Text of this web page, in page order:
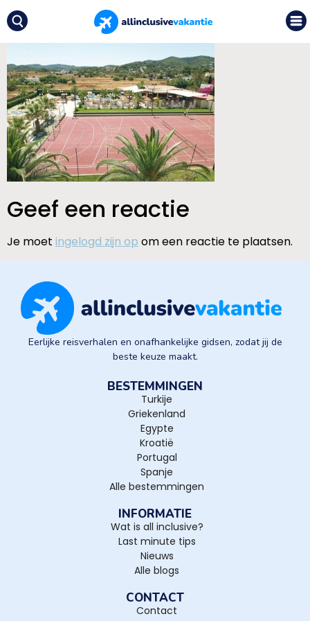
Geef een reactie
Je moet ingelogd zijn op om een reactie te plaatsen.
Eerlijke reisverhalen en onafhankelijke gidsen, zodat jij de
beste keuze maakt.
BESTEMMINGEN
Turkije
Griekenland
Egypte
Kroatië
Portugal
Spanje
Alle bestemmingen
INFORMATIE
Wat is all inclusive?
Last minute tips
Nieuws
Alle blogs
CONTACT
Contact